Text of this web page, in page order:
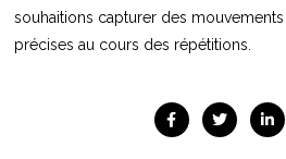
souhaitions capturer des
précises au cours des répétitions.